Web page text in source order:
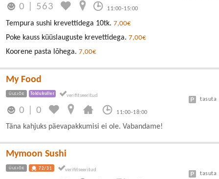
0 563 11:00-15:00
Tempura sushi krevettidega 10tk. 7,00€
Poke kauss küüslauguste krevettidega. 7,00€
Koorene pasta lõhega. 7,00€
My Food
ÜLEJÕE Toidukuller
0 |0 11:00-18:00
tasuta
Täna kahjuks päevapakkumisi ei ole. Vabandame!
Mymoon Sushi
ÜLEJÕE 72/31
tasuta